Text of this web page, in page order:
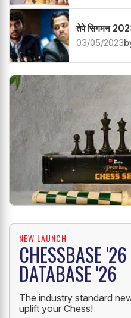
तेपे सिगमन
03/05/2023
NEW LAUNCH
CHESSBASE
DATABASE '26
The industry standard
uplift your Chess!